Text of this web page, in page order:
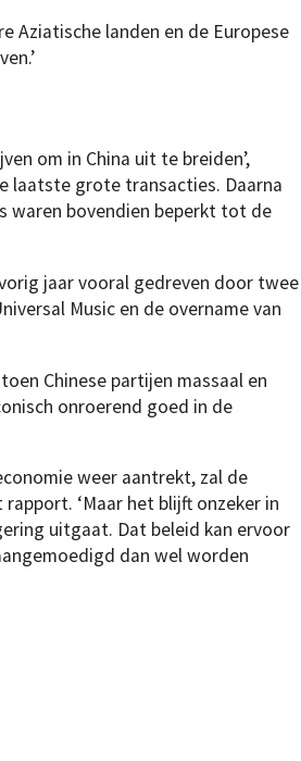
Aziatische landen en de Europese
om in China uit te breiden’,
laatste grote transacties. Daarna
waren bovendien beperkt tot de
jaar vooral gedreven door twee
Music en de overname van
Chinese partijen massaal en
onroerend goed in de
weer aantrekt, zal de
‘Maar het blijft onzeker in
uitgaat. Dat beleid kan ervoor
dan wel worden